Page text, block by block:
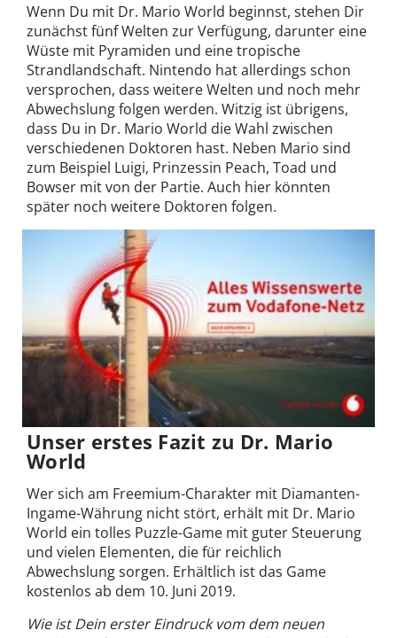
Wenn Du mit Dr. Mario World beginnst, stehen Dir
zunächst fünf Welten zur Verfügung, darunter eine
Wüste mit Pyramiden und eine tropische
Strandlandschaft. Nintendo hat allerdings schon
versprochen, dass weitere Welten und noch mehr
Abwechslung folgen werden. Witzig ist übrigens,
dass Du in Dr. Mario World die Wahl zwischen
verschiedenen Doktoren hast. Neben Mario sind
zum Beispiel Luigi, Prinzessin Peach, Toad und
Bowser mit von der Partie. Auch hier könnten
später noch weitere Doktoren folgen.
Unser erstes Fazit zu Dr. Mario
World
Wer sich am Freemium-Charakter mit Diamanten-
Ingame-Währung nicht stört, erhält mit Dr. Mario
World ein tolles Puzzle-Game mit guter Steuerung
und vielen Elementen, die für reichlich
Abwechslung sorgen. Erhältlich ist das Game
kostenlos ab dem 10. Juni 2019.
Wie ist Dein erster Eindruck vom dem neuen